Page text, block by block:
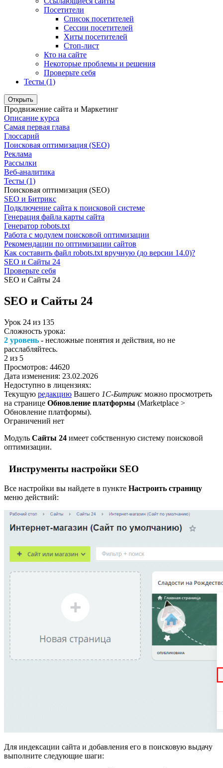
Посетители
Список посетителей
Сессии посетителей
Хиты посетителей
Стоп-лист
Кто на сайте
Некоторые проблемы и решения
Проверьте себя
Тесты (1)
Открыть
Продвижение сайта и Маркетинг
Описание курса
Самая первая глава
Глоссарий
Поисковая оптимизация (SEO)
Реклама
Рассылки
Веб-аналитика
Тесты (1)
Поисковая оптимизация (SEO)
SEO и Битрикс
Подключение сайта к поисковой системе
Генерация файла карты сайта
Генератор robots.txt
Работа с модулем поисковой оптимизации
Рекомендации по оптимизации сайтов
Как составить файл robots.txt вручную (до версии 14.0)?
SEO и Сайты 24
Проверьте себя
SEO и Сайты 24
SEO и Сайты 24
Урок 24 из 135
Сложность урока:
2 уровень - несложные понятия и действия, но не
расслабляйтесь.
2 из 5
Просмотров: 44620
Дата изменения: 23.02.2026
Недоступно в лицензиях:
Текущую редакцию Вашего 1С-Битрикс можно просмотреть
на странице Обновление платформы (Marketplace >
Обновление платформы).
Ограничений нет
Модуль Сайты 24 имеет собственную систему поисковой
оптимизации.
Инструменты настройки SEO
Все настройки вы найдете в пункте Настроить страницу
меню действий:
Для индексации сайта и добавления его в поисковую выдачу
выполните следующие шаги: